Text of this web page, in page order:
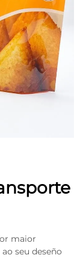
maior
seu deseño